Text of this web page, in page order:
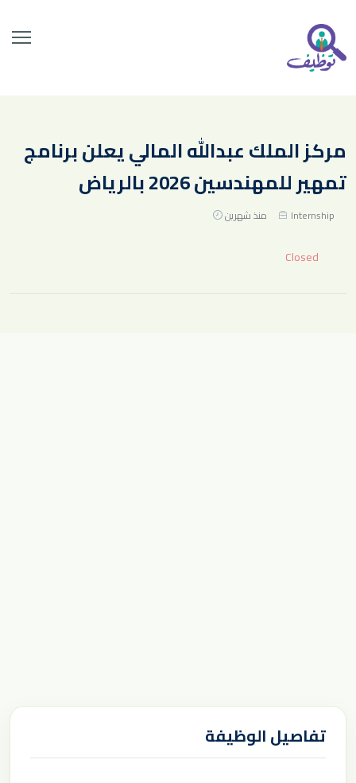
مركز الملك عبدالله المالي يعلن برنامج
تمهير للمهندسين 2026 بالرياض
Internship منذ شهرين
Closed
تفاصيل الوظيفة